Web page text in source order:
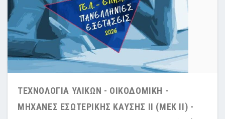
ΤΕΧΝΟΛΟΓΙΑ ΥΛΙΚΩΝ - ΟΙΚΟΔΟΜΙΚΗ -
ΜΗΧΑΝΕΣ ΕΣΩΤΕΡΙΚΗΣ ΚΑΥΣΗΣ II (ΜΕΚ ΙΙ) -